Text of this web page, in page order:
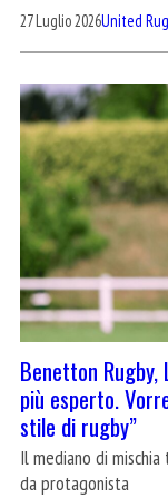
27 Luglio 2026United
Benetton Rugby,
più esperto.
stile di rugby”
Il mediano di
da protagonista